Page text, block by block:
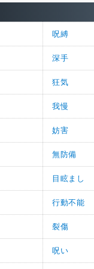
呪縛
深手
狂気
我慢
妨害
無防備
目眩まし
行動不能
裂傷
呪い